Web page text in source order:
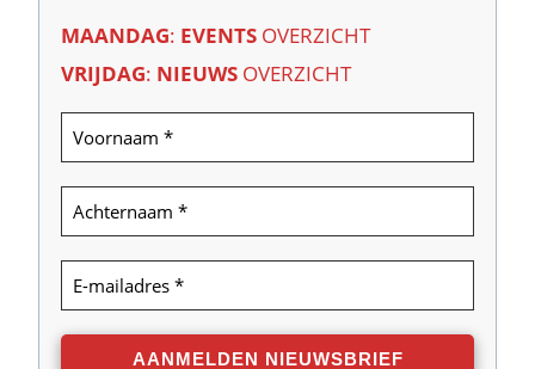
MAANDAG: EVENTS OVERZICHT
VRIJDAG: NIEUWS OVERZICHT